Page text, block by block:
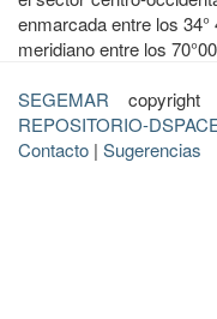
enmarcada entre los 34°
meridiano entre los
SEGEMAR
REPOSITORIO-
Contacto | Sugerencias